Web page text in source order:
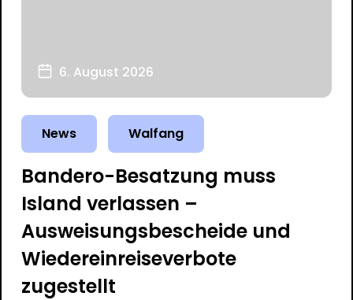
6. August 2026
News Walfang
Bandero-Besatzung muss
Island verlassen –
Ausweisungsbescheide und
Wiedereinreiseverbote
zugestellt